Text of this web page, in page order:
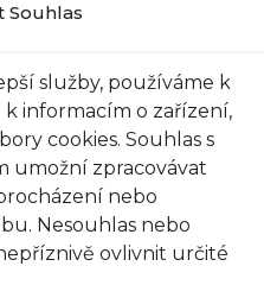
Souhlas
služby, používáme k
informacím o zařízení,
cookies. Souhlas s
umožní zpracovávat
nebo
Nesouhlas nebo
ovlivnit určité
VŠE O TREZORECH
|
Ochrana osobních
podmínky